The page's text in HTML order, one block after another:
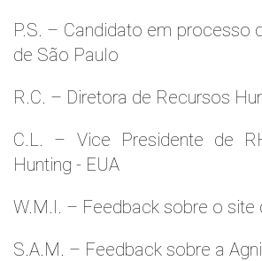
P.S. – Candidato em processo
de São Paulo
R.C. – Diretora de Recursos
C.L. – Vice Presidente de
Hunting - EUA
W.M.l. – Feedback sobre o site
S.A.M. – Feedback sobre a